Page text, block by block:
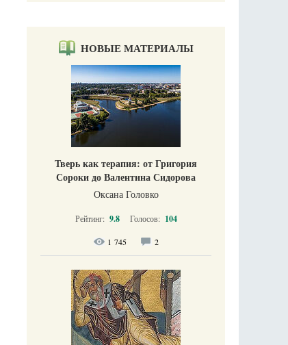
НОВЫЕ МАТЕРИАЛЫ
Тверь как терапия: от Григория
Сороки до Валентина Сидорова
Оксана Головко
Рейтинг: 9.8 Голосов: 104
1 745 2